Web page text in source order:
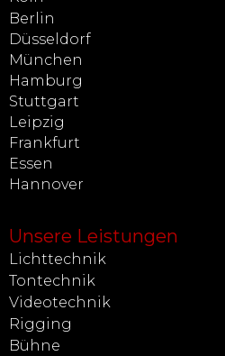
Berlin
Düsseldorf
München
Hamburg
Stuttgart
Leipzig
Frankfurt
Essen
Hannover
Unsere Leistungen
Lichttechnik
Tontechnik
Videotechnik
Rigging
Bühne